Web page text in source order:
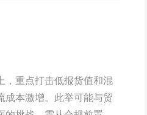
，重点打击低报货值和混
成本激增。此举可能与贸